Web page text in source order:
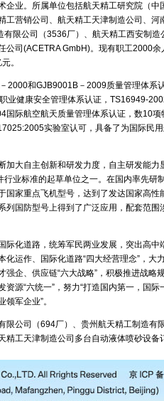
企业。所属单位包括航天精工研究院（中
工营销公司、航天精工天津制造公司、河
限公司（3536厂）、航天精工西安制造
公司(ACETRA GmbH)。现有职工2000
。
和GJB9001B－2009质量管理体系
业健康安全管理体系认证，TS16949-
国际航空航天质量管理体系认证，数10项
实验室认可，具备了为国际民
大自主创新和研发力度，自主研发能力
业标准的起草单位之一。在国内率先研
国家重点飞机型号，达到了发达国家高性
列国防型号上得到了广泛应用，配套范围
化道路，统筹军民两业发展，突出高中
化运作、国际化道路“四大经营理念”，大
强企、供应链“六大战略”，积极推进战略
源“六统一”，努力“打造国内第一，国际
军企业”。
公司（694厂）、贵州航天精工制造有
工天津制造公司多台自动液体喷砂设备